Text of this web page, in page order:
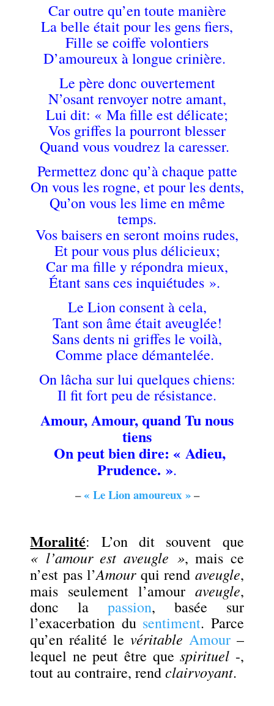
Car outre qu’en toute manière
La belle était pour les gens fiers,
Fille se coiffe volontiers
D’amoureux à longue crinière.
Le père donc ouvertement
N’osant renvoyer notre amant,
Lui dit: « Ma fille est délicate;
Vos griffes la pourront blesser
Quand vous voudrez la caresser.
Permettez donc qu’à chaque patte
On vous les rogne, et pour les dents,
Qu’on vous les lime en même
temps.
Vos baisers en seront moins rudes,
Et pour vous plus délicieux;
Car ma fille y répondra mieux,
Étant sans ces inquiétudes ».
Le Lion consent à cela,
Tant son âme était aveuglée!
Sans dents ni griffes le voilà,
Comme place démantelée.
On lâcha sur lui quelques chiens:
Il fit fort peu de résistance.
Amour, Amour, quand Tu nous
tiens
On peut bien dire: « Adieu,
Prudence. ».
–« Le Lion amoureux »–
Moralité: L’on dit souvent que
« l’amour est aveugle », mais ce
n’est pas l’Amourqui rend aveugle,
mais seulement l’amour aveugle,
donc la passion, basée sur
l’exacerbation du sentiment. Parce
qu’en réalité le véritable Amour–
lequel ne peut être quespirituel -,
tout au contraire, rendclairvoyant.